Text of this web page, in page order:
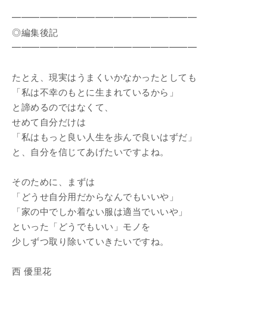
━━━━━━━━━━━━━━━━━━━━
◎編集後記
━━━━━━━━━━━━━━━━━━━━
たとえ、現実はうまくいかなかったとしても
「私は不幸のもとに生まれているから」
と諦めるのではなくて、
せめて自分だけは
「私はもっと良い人生を歩んで良いはずだ」
と、自分を信じてあげたいですよね。
そのために、まずは
「どうせ自分用だからなんでもいいや」
「家の中でしか着ない服は適当でいいや」
といった「どうでもいい」モノを
少しずつ取り除いていきたいですね。
西 優里花